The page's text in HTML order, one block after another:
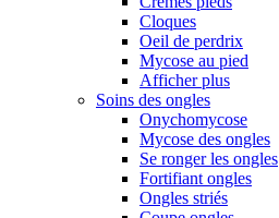
Cloques
Oeil de perdrix
Mycose au pied
Afficher plus
Soins des ongles
Onychomycose
Mycose des ongles
Se ronger les ongles
Fortifiant ongles
Ongles striés